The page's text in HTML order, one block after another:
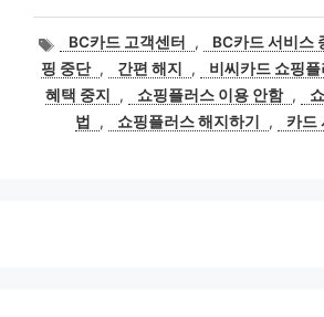
태
그
BC카드 고객센터 , BC카드 서비스
핑 중단 , 간편 해지 , 비씨카드 쇼핑플
혜택 중지
, 쇼핑플러스 이용 안함 ,
법
, 쇼핑플러스 해지하기 , 카드